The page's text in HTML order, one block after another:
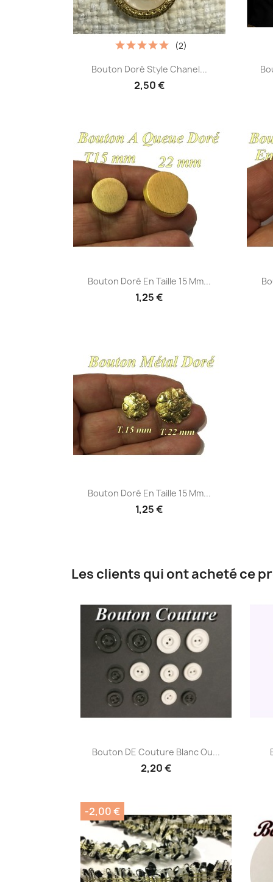
 Aperçu rapide
Bouton Doré Style Chanel...
2,50 €
(2)
Aperçu rapide
Bouton Doré En Taille 15 Mm...
1,25 €
Aperçu rapide
Bouton Doré En Taille 15 Mm...
1,25 €
Les clients qui ont acheté ce
Aperçu rapide
Bouton DE Couture Blanc Ou...
2,20 €
-2,00 €